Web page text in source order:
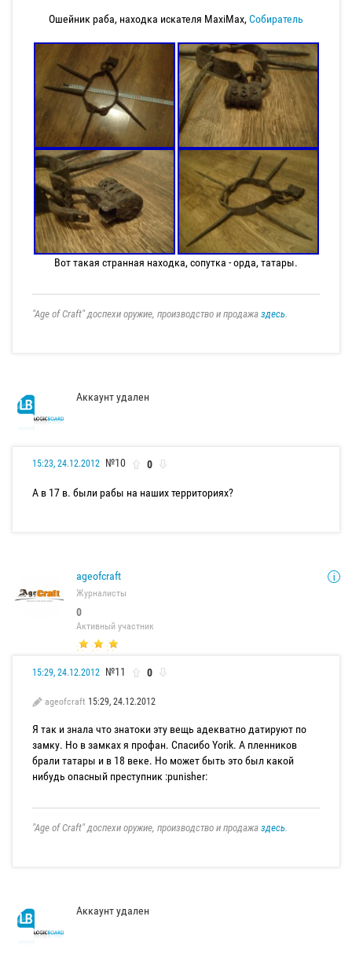
Ошейник раба, находка искателя MaxiMax,Собиратель
Вот такая странная находка, сопутка - орда, татары.
"Age of Craft" доспехи оружие, производство и продажа здесь.
Аккаунт удален
15:23, 24.12.2012 №10 0
А в 17 в. были рабы на наших территориях?
ageofcraft
Журналисты
0
Активный участник
15:29, 24.12.2012 №11 0
ageofcraft 15:29, 24.12.2012
Я так и знала что знатоки эту вещь адекватно датируют по
замку. Но в замках я профан. Спасибо Yorik. A пленников
брали татары и в 18 веке. Но может быть это был какой
нибудь опасный преступник :punisher:
"Age of Craft" доспехи оружие, производство и продажа здесь.
Аккаунт удален